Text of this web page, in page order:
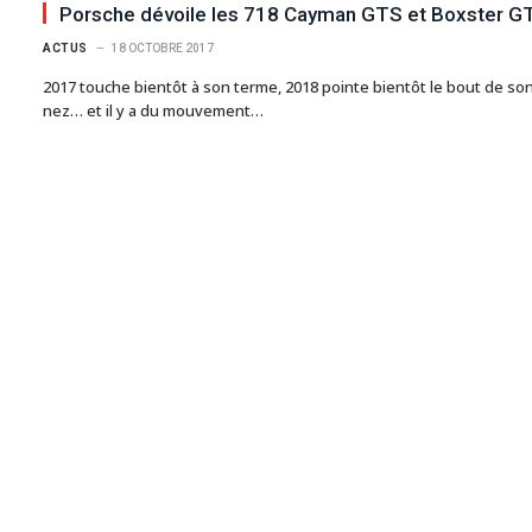
Porsche dévoile les 718 Cayman GTS et Boxster
ACTUS 18 OCTOBRE 2017
2017 touche bientôt à son terme, 2018 pointe bientôt le bout de
nez… et il y a du mouvement…